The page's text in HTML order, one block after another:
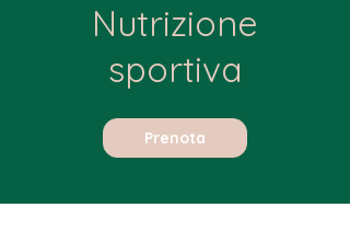
Nutrizione
sportiva
Prenota